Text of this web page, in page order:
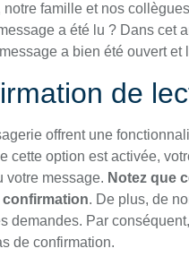
famille et nos
a été lu ? Dans cet
a bien été ouvert et
de
offrent une
cette option est activée,
votre message. Notez que
. De plus, de
demandes. Par
de confirmation.